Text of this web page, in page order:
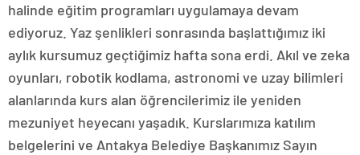
halinde eğitim programları uygulamaya devam
ediyoruz. Yaz şenlikleri sonrasında başlattığımız iki
aylık kursumuz geçtiğimiz hafta sona erdi. Akıl ve zeka
oyunları, robotik kodlama, astronomi ve uzay bilimleri
alanlarında kurs alan öğrencilerimiz ile yeniden
mezuniyet heyecanı yaşadık. Kurslarımıza katılım
belgelerini ve Antakya Belediye Başkanımız Sayın